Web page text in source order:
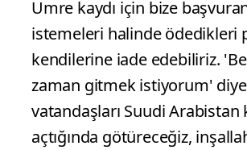
Umre kaydı için bize
istemeleri halinde ödedikleri
kendilerine iade edebiliriz.
zaman gitmek istiyorum'
vatandaşları Suudi Arabistan
açtığında götüreceğiz,